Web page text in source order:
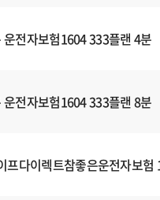
운전자보험1604 333플랜 4분
운전자보험1604 333플랜 8분
프다이렉트참좋은운전자보험